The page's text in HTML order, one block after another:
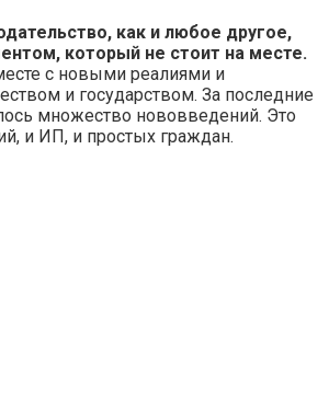
как и любое другое,
который не стоит на месте.
с новыми реалиями и
и государством. За последние
множество нововведений. Это
и ИП, и простых граждан.